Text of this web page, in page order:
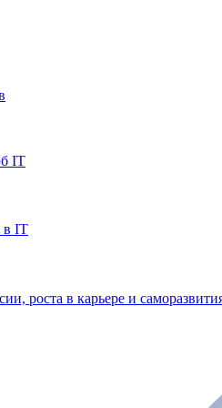
IT
в IT
роста в карьере и